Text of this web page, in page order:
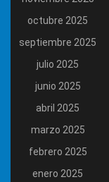
octubre 2025
septiembre 2025
julio 2025
junio 2025
abril 2025
marzo 2025
febrero 2025
enero 2025